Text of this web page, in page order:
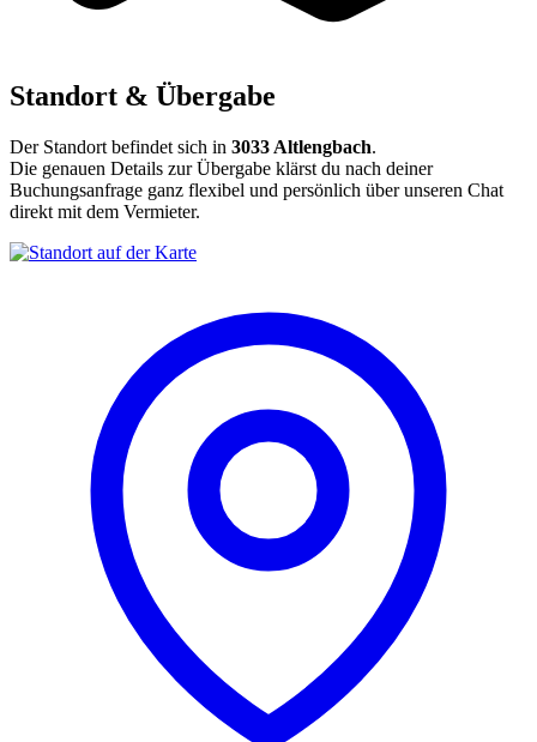
Standort & Übergabe
Der Standort befindet sich in 3033 Altlengbach.
Die genauen Details zur Übergabe klärst du nach deiner
Buchungsanfrage ganz flexibel und persönlich über unseren Chat
direkt mit dem Vermieter.